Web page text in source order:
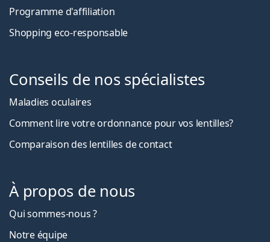
Programme d'affiliation
Shopping eco-responsable
Conseils de nos spécialistes
Maladies oculaires
Comment lire votre ordonnance pour vos lentilles?
Comparaison des lentilles de contact
À propos de nous
Qui sommes-nous ?
Notre équipe